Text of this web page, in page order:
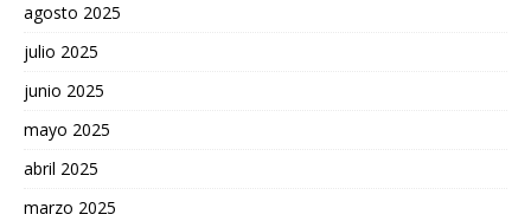
agosto 2025
julio 2025
junio 2025
mayo 2025
abril 2025
marzo 2025